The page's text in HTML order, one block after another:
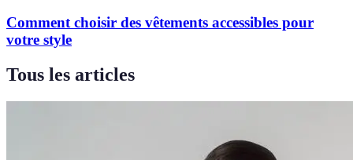
Comment choisir des vêtements accessibles pour
votre style
Tous les articles